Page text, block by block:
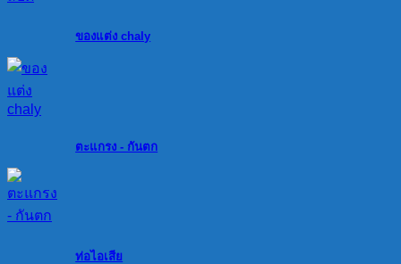
ของแต่ง chaly
ตะแกรง - กันตก
ท่อไอเสีย